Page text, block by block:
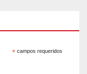
* campos requeridos